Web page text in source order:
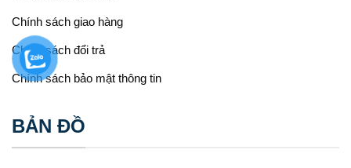
Chính sách giao hàng
Chính sách đổi trả
Chính sách bảo mật thông tin
BẢN ĐỒ